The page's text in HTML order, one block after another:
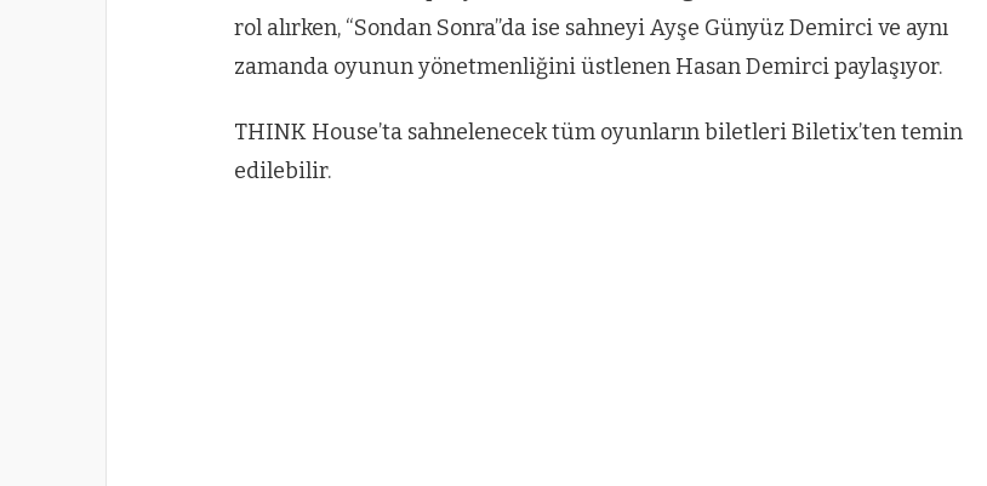
rol alırken, “Sondan Sonra”da ise sahneyi Ayşe Günyüz Demirci ve aynı
zamanda oyunun yönetmenliğini üstlenen Hasan Demirci paylaşıyor.
THINK House’ta sahnelenecek tüm oyunların biletleri Biletix’ten temin
edilebilir.